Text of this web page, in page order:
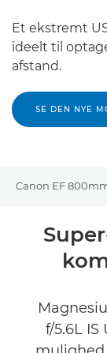
Et ekstremt
ideelt til
afstand.
SE DEN NYE
Canon EF
Oversigt
Specifikationer
f/5.6L